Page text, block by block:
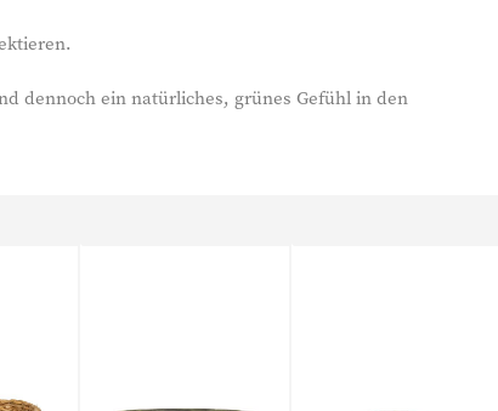
dennoch ein natürliches, grünes Gefühl in den